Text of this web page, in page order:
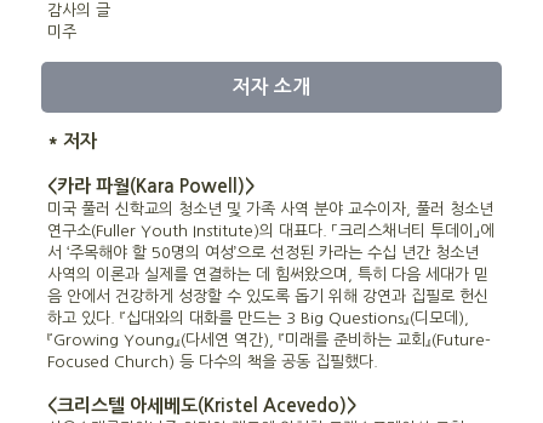
감사의 글
미주
저자 소개
* 저자
<카라 파월(Kara Powell)>
미국 풀러 신학교의 청소년 및 가족 사역 분야 교수이자, 풀러 청소년
연구소(Fuller Youth Institute)의 대표다. 「크리스채너티 투데이」에
서 ‘주목해야 할 50명의 여성’으로 선정된 카라는 수십 년간 청소년
사역의 이론과 실제를 연결하는 데 힘써왔으며, 특히 다음 세대가 믿
음 안에서 건강하게 성장할 수 있도록 돕기 위해 강연과 집필로 헌신
하고 있다. 『십대와의 대화를 만드는 3 Big Questions』(디모데),
『Growing Young』(다세연 역간), 『미래를 준비하는 교회』(Future-
Focused Church) 등 다수의 책을 공동 집필했다.
<크리스텔 아세베도(Kristel Acevedo)>